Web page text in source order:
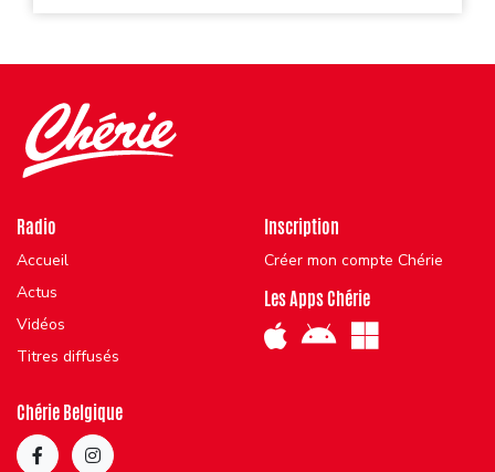
Radio
Accueil
Actus
Vidéos
Titres diffusés
Inscription
Créer mon compte Chérie
Les Apps Chérie
Chérie Belgique